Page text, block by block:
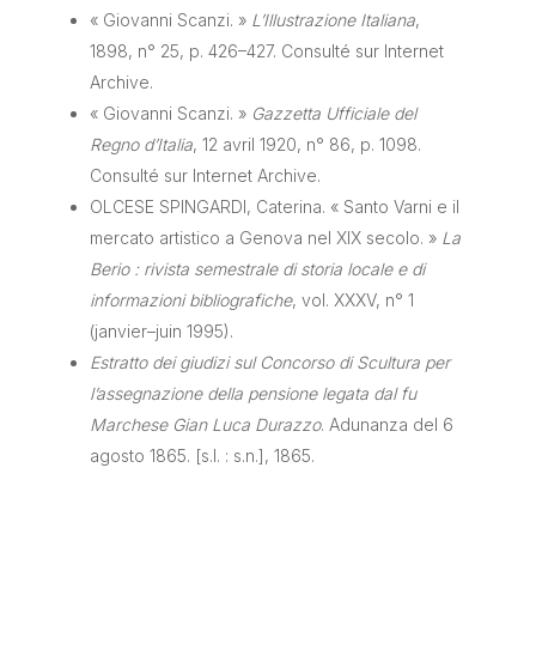
« Giovanni Scanzi. » L’Illustrazione Italiana,
1898, n° 25, p. 426–427. Consulté sur Internet
Archive.
« Giovanni Scanzi. » Gazzetta Ufficiale del
Regno d’Italia, 12 avril 1920, n° 86, p. 1098.
Consulté sur Internet Archive.
OLCESE SPINGARDI, Caterina. « Santo Varni e il
mercato artistico a Genova nel XIX secolo. » La
Berio : rivista semestrale di storia locale e di
informazioni bibliografiche, vol. XXXV, n° 1
(janvier–juin 1995).
Estratto dei giudizi sul Concorso di Scultura per
l’assegnazione della pensione legata dal fu
Marchese Gian Luca Durazzo. Adunanza del 6
agosto 1865. [s.l. : s.n.], 1865.